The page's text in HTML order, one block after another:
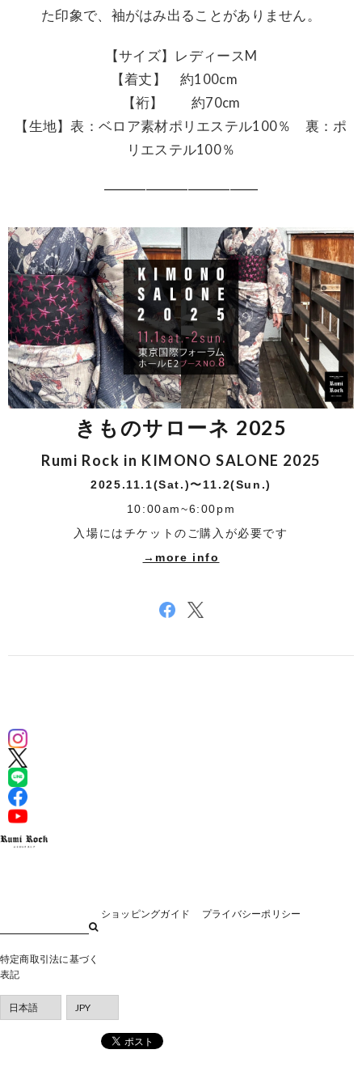
た印象で、袖がはみ出ることがありません。
【サイズ】レディースM
【着丈】 約100cm
【裄】 約70cm
【生地】表：ベロア素材ポリエステル100％ 裏：ポ
リエステル100％
━━━━━━━━━━━
きものサローネ 2025
Rumi Rock in KIMONO SALONE 2025
2025.11.1(Sat.)〜11.2(Sun.)
10:00am~6:00pm
入場にはチケットのご購入が必要です
→more info
ショッピングガイド プライバシーポリシー
特定商取引法に基づく
表記